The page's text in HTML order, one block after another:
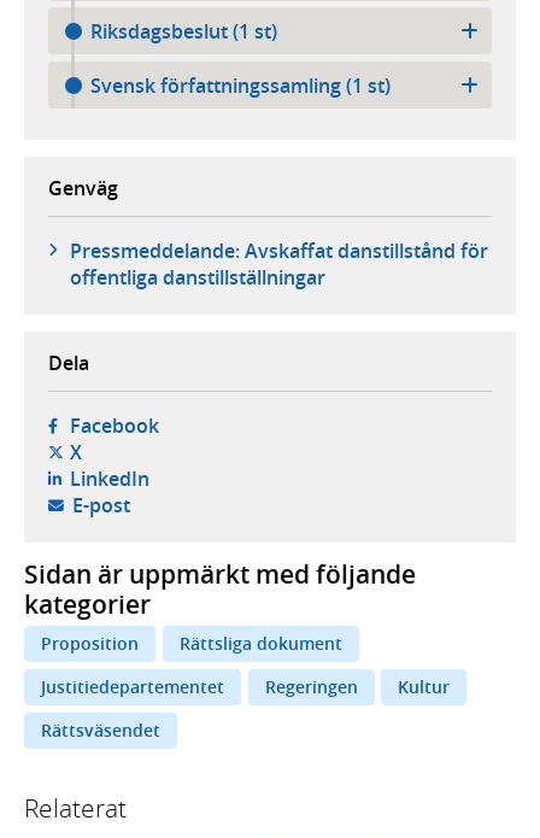
Riksdagsbeslut (1 st)
Svensk författningssamling (1 st)
Genväg
Pressmeddelande: Avskaffat danstillstånd för
offentliga danstillställningar
Dela
Facebook- öppnas i ny flik, extern webbplats,
X- öppnas i ny flik, extern webbplats,
LinkedIn- öppnas i ny flik, extern webbplats,
E-post- öppnar din e-postklient,
Sidan är uppmärkt med följande
kategorier
Proposition
Rättsliga dokument
Justitiedepartementet
Regeringen
Kultur
Rättsväsendet
Relaterat